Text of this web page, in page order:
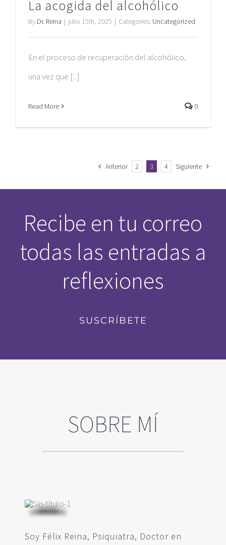
La acogida del alcohólico
By Dr. Reina | julio 15th, 2025 | Categories: Uncategorized
En el proceso de recuperación del alcohólico,
una vez que [...]
Read More 0
Anterior 2 3 4 Siguiente
Recibe en tu correo
todas las entradas a
reflexiones
SUSCRÍBETE
SOBRE MÍ
Soy Félix Reina, Psiquiatra, Doctor en